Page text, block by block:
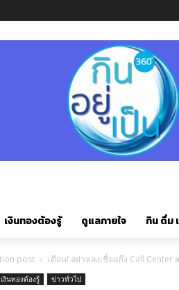
เงินทองต้องรู้ ดูแลกายใจ กิน ดื่ม
post เตือน! อย่าหลงเชื่อแก๊ง Call
เงินทองต้องรู้ ข่าวทั่วไป